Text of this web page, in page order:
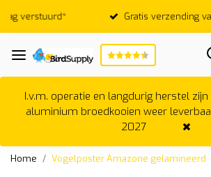
Gratis verzending vanaf €75,-*
I.v.m. operatie en langdurig herstel
aluminium broedkooien weer
2027
Home Vogelposter Amazone gelamineerd